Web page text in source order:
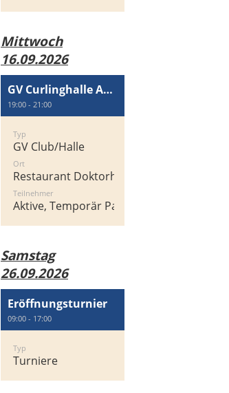
Mittwoch
16.09.2026
GV Curlinghalle AG Wallisellen
19:00 - 21:00
Typ
GV Club/Halle
Ort
Restaurant Doktorhaus
Teilnehmer
Aktive, Temporär Passiv
Samstag
26.09.2026
Eröffnungsturnier
09:00 - 17:00
Typ
Turniere